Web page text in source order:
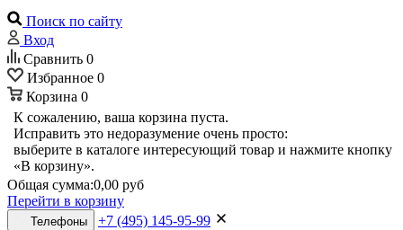
Поиск по сайту
Вход
Сравнить 0
Избранное 0
Корзина 0
К сожалению, ваша корзина пуста.
Исправить это недоразумение очень просто:
выберите в каталоге интересующий товар и нажмите кнопку
«В корзину».
Общая сумма:0,00 руб
Перейти в корзину
Телефоны
+7 (495) 145-95-99